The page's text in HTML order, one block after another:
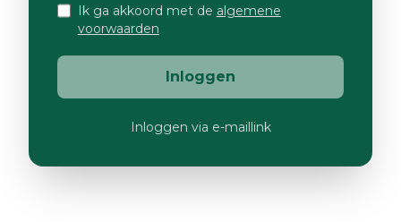
Ik ga akkoord met de algemene
voorwaarden
Inloggen
Inloggen via e-maillink